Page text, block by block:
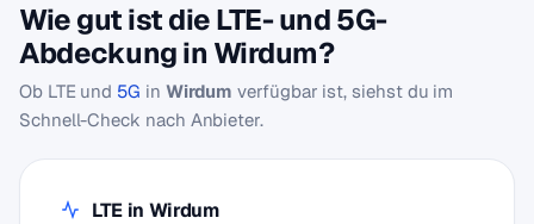
Wie gut ist die LTE- und 5G-
Abdeckung in Wirdum?
Ob LTE und 5G in Wirdum verfügbar ist, siehst du im
Schnell-Check nach Anbieter.
LTE in Wirdum